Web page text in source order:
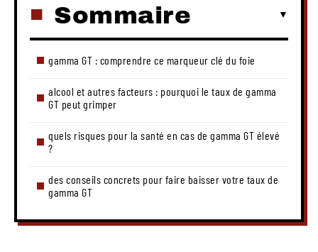
Sommaire
gamma GT : comprendre ce marqueur clé du foie
alcool et autres facteurs : pourquoi le taux de gamma
GT peut grimper
quels risques pour la santé en cas de gamma GT élevé
?
des conseils concrets pour faire baisser votre taux de
gamma GT